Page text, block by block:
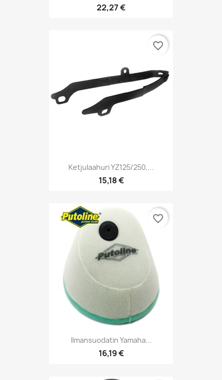
22,27 €
Ketjulaahuri YZ125/250,...
15,18 €
favorite_border
Ilmansuodatin Yamaha...
16,19 €
favorite_border